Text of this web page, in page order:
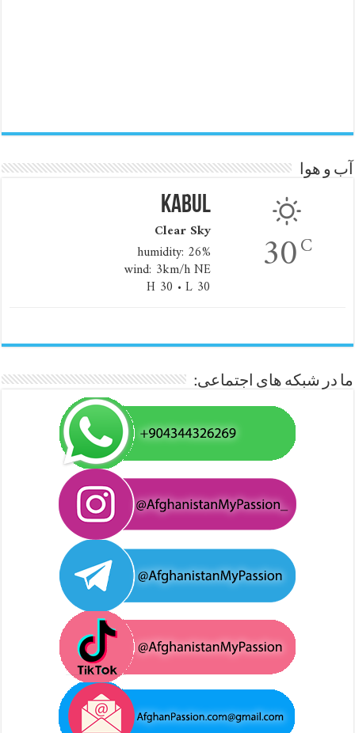
آب و هوا
30C
Kabul
Clear Sky
humidity: 26%
wind: 3km/h NE
H 30 • L 30
ما در شبکه های اجتماعی: